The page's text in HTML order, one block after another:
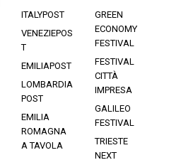
ITALYPOST
VENEZIEPOS
T
EMILIAPOST
LOMBARDIA
POST
EMILIA
ROMAGNA
A TAVOLA
GREEN
ECONOMY
FESTIVAL
FESTIVAL
CITTÀ
IMPRESA
GALILEO
FESTIVAL
TRIESTE
NEXT